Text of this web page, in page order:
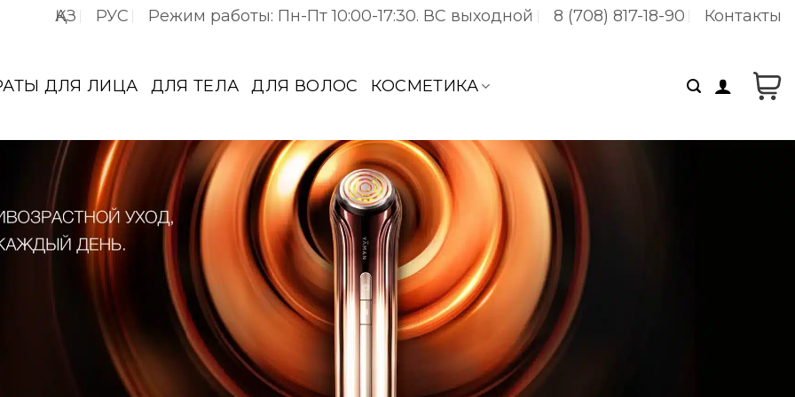
ҚАЗ РУС Режим работы: Пн-Пт 10:00-17:30. ВC выходной 8 (708) 817-18-90 Контакты
ДЛЯ ЛИЦА ДЛЯ ТЕЛА ДЛЯ ВОЛОС КОСМЕТИКА